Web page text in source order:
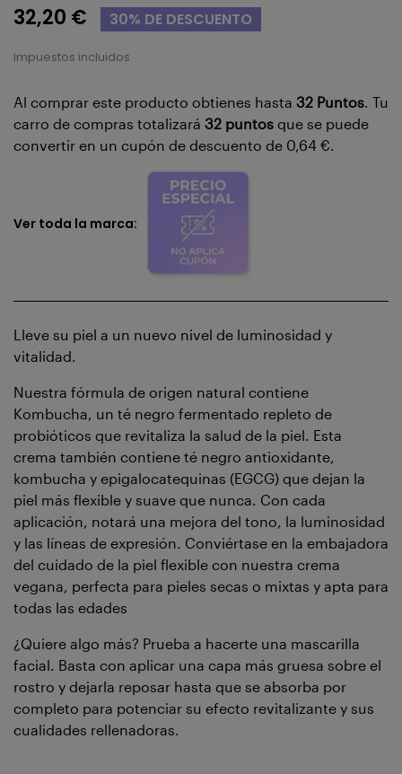
32,20 € 30% DE DESCUENTO
Impuestos incluidos
Al comprar este producto obtienes hasta 32 Puntos. Tu
carro de compras totalizará 32 puntos que se puede
convertir en un cupón de descuento de 0,64 €.
Ver toda la marca:
Lleve su piel a un nuevo nivel de luminosidad y
vitalidad.
Nuestra fórmula de origen natural contiene
Kombucha, un té negro fermentado repleto de
probióticos que revitaliza la salud de la piel. Esta
crema también contiene té negro antioxidante,
kombucha y epigalocatequinas (EGCG) que dejan la
piel más flexible y suave que nunca. Con cada
aplicación, notará una mejora del tono, la luminosidad
y las líneas de expresión. Conviértase en la embajadora
del cuidado de la piel flexible con nuestra crema
vegana, perfecta para pieles secas o mixtas y apta para
todas las edades
¿Quiere algo más? Prueba a hacerte una mascarilla
facial. Basta con aplicar una capa más gruesa sobre el
rostro y dejarla reposar hasta que se absorba por
completo para potenciar su efecto revitalizante y sus
cualidades rellenadoras.